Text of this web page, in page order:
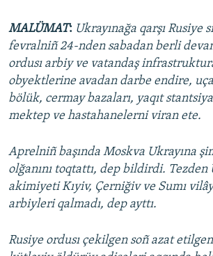
MALÜMAT: Ukrayınağa qarşı Rusiye
fevralniñ 24-nden sabadan berli
ordusı arbiy ve vatandaş
obyektlerine avadan darbe endire,
bölük, cermay bazaları, yaqıt
mektep ve hastahanelerni viran ete.
Aprelniñ başında Moskva Ukrayına
olğanını toqtattı, dep bildirdi. Tezden
akimiyeti Kıyiv, Çerniğiv ve Sumı
arbiyleri qalmadı, dep ayttı.
Rusiye ordusı çekilgen soñ azat